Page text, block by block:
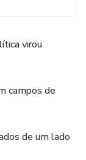
virou
campos de
de um lado